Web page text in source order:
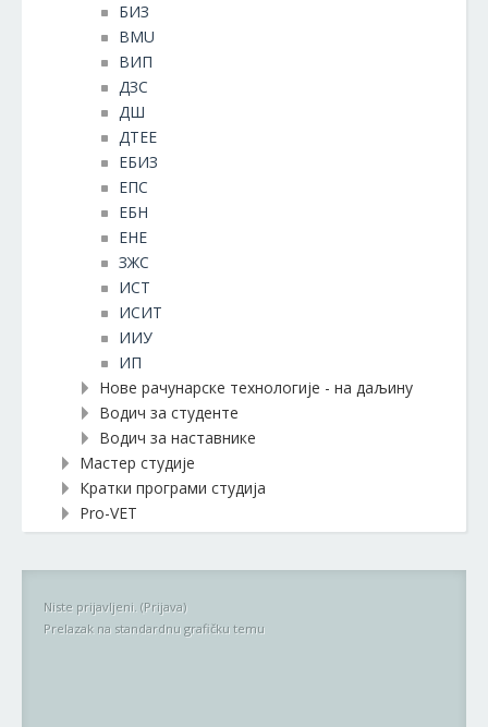
БИЗ
BMU
ВИП
ДЗС
ДШ
ДТЕЕ
ЕБИЗ
ЕПС
ЕБН
ЕНЕ
ЗЖС
ИСТ
ИСИТ
ИИУ
ИП
Нове рачунарске технологије - на даљину
Водич за студенте
Водич за наставнике
Мастер студије
Кратки програми студија
Pro-VET
Niste prijavljeni. (Prijava)
Prelazak na standardnu grafičku temu